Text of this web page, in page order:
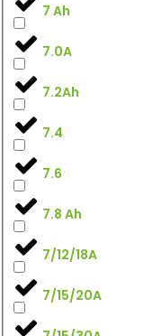
7 Ah
7.0A
7.2Ah
7.4
7.6
7.8 Ah
7/12/18A
7/15/20A